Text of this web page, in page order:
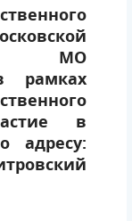
МО
рамках
в
адресу: